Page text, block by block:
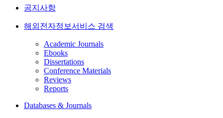
공지사항
해외전자정보서비스 검색
Academic Journals
Ebooks
Dissertations
Conference Materials
Reviews
Reports
Databases & Journals